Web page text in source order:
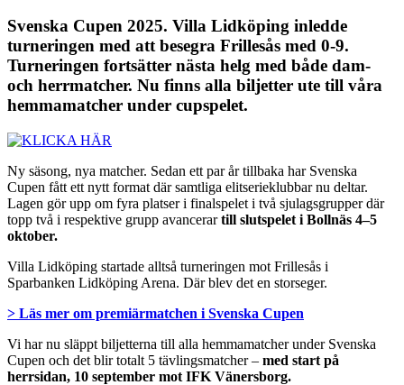
Svenska Cupen 2025. Villa Lidköping inledde
turneringen med att besegra Frillesås med 0-9.
Turneringen fortsätter nästa helg med både dam-
och herrmatcher. Nu finns alla biljetter ute till våra
hemmamatcher under cupspelet.
Ny säsong, nya matcher. Sedan ett par år tillbaka har Svenska
Cupen fått ett nytt format där samtliga elitserieklubbar nu deltar.
Lagen gör upp om fyra platser i finalspelet i två sjulagsgrupper där
topp två i respektive grupp avancerartill slutspelet i Bollnäs 4–5
oktober.
Villa Lidköping startade alltså turneringen mot Frillesås i
Sparbanken Lidköping Arena. Där blev det en storseger.
> Läs mer om premiärmatchen i Svenska Cupen
Vi har nu släppt biljetterna till alla hemmamatcher under Svenska
Cupen och det blir totalt 5 tävlingsmatcher – med start på
herrsidan, 10 september mot IFK Vänersborg.